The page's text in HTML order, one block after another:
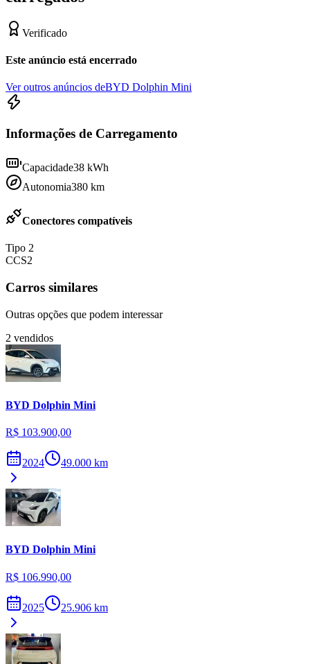
Verificado
Este anúncio está encerrado
Ver outros anúncios deBYD Dolphin Mini
Informações de Carregamento
Capacidade38 kWh
Autonomia380 km
Conectores compatíveis
Tipo 2
CCS2
Carros similares
Outras opções que podem interessar
2 vendidos
BYD Dolphin Mini
R$ 103.900,00
2024 49.000 km
BYD Dolphin Mini
R$ 106.990,00
2025 25.906 km